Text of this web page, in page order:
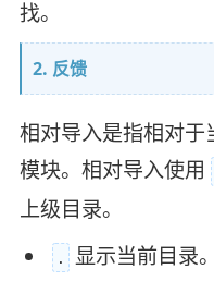
找。
2. 反馈
相对导入是指相对
模块。相对导入使用
上级目录。
. 显示当前目录。